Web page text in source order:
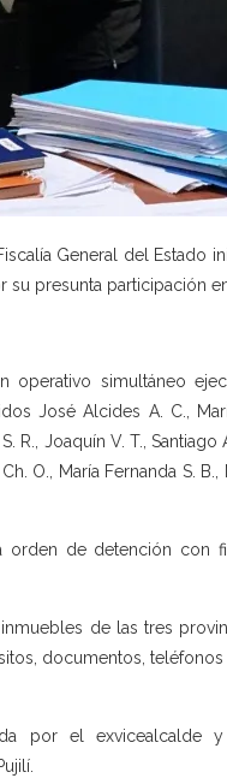
General del Estado
su presunta participación
operativo simultáneo
José Alcides A. C.,
R., Joaquín V. T.,
O., María Fernanda S.
de detención con
de las tres
documentos,
por el exvicealcalde